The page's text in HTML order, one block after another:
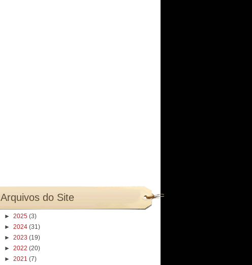
Arquivos do Site
► 2025 (3)
► 2024 (31)
► 2023 (19)
► 2022 (20)
► 2021 (7)